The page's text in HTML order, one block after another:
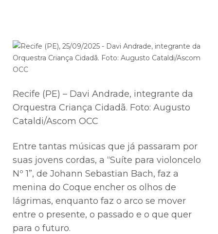
Recife (PE) – Davi Andrade, integrante da
Orquestra Criança Cidadã. Foto: Augusto
Cataldi/Ascom OCC
Entre tantas músicas que já passaram por
suas jovens cordas, a “Suíte para violoncelo
Nº 1”, de Johann Sebastian Bach, faz a
menina do Coque encher os olhos de
lágrimas, enquanto faz o arco se mover
entre o presente, o passado e o que quer
para o futuro.